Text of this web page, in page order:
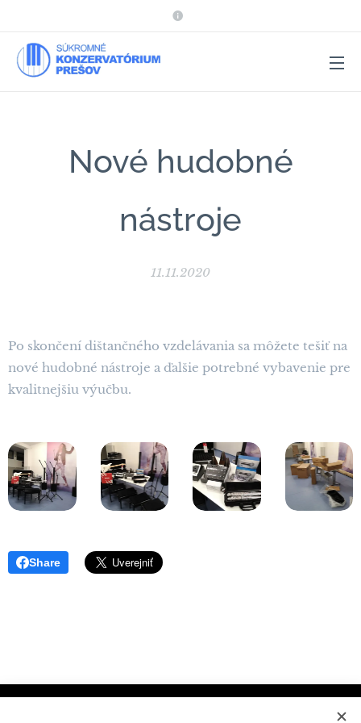
Nové hudobné
nástroje
11.11.2020
Po skončení dištančného vzdelávania sa môžete tešiť na
nové hudobné nástroje a ďalšie potrebné vybavenie pre
kvalitnejšiu výučbu.
Share